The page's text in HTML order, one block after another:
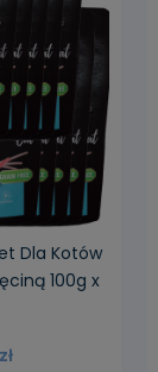
Dla Kotów
100g x